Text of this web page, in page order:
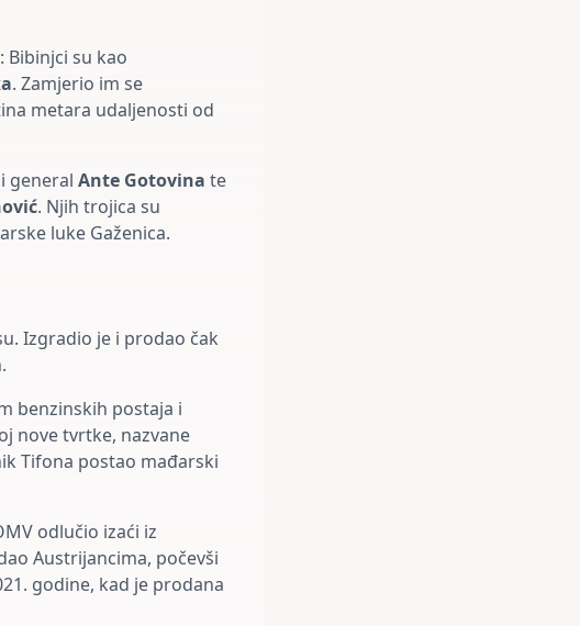
su kao
. Zamjerio im se
metara udaljenosti od
general Ante Gotovina te
. Njih trojica su
luke Gaženica.
Izgradio je i prodao čak
benzinskih postaja i
nove tvrtke, nazvane
Tifona postao mađarski
odlučio izaći iz
Austrijancima, počevši
godine, kad je prodana